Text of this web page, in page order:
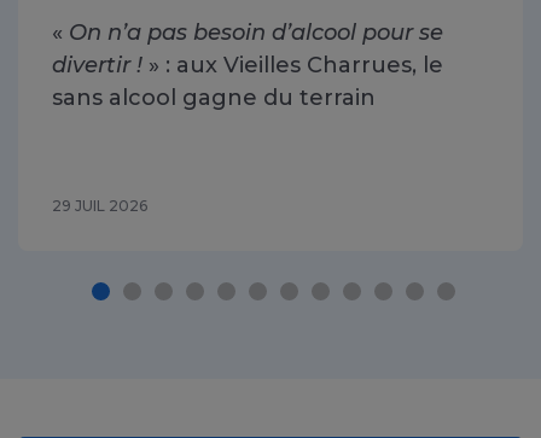
« On n’a pas besoin d’alcool pour se
divertir ! » : aux Vieilles Charrues, le
sans alcool gagne du terrain
29 JUIL 2026